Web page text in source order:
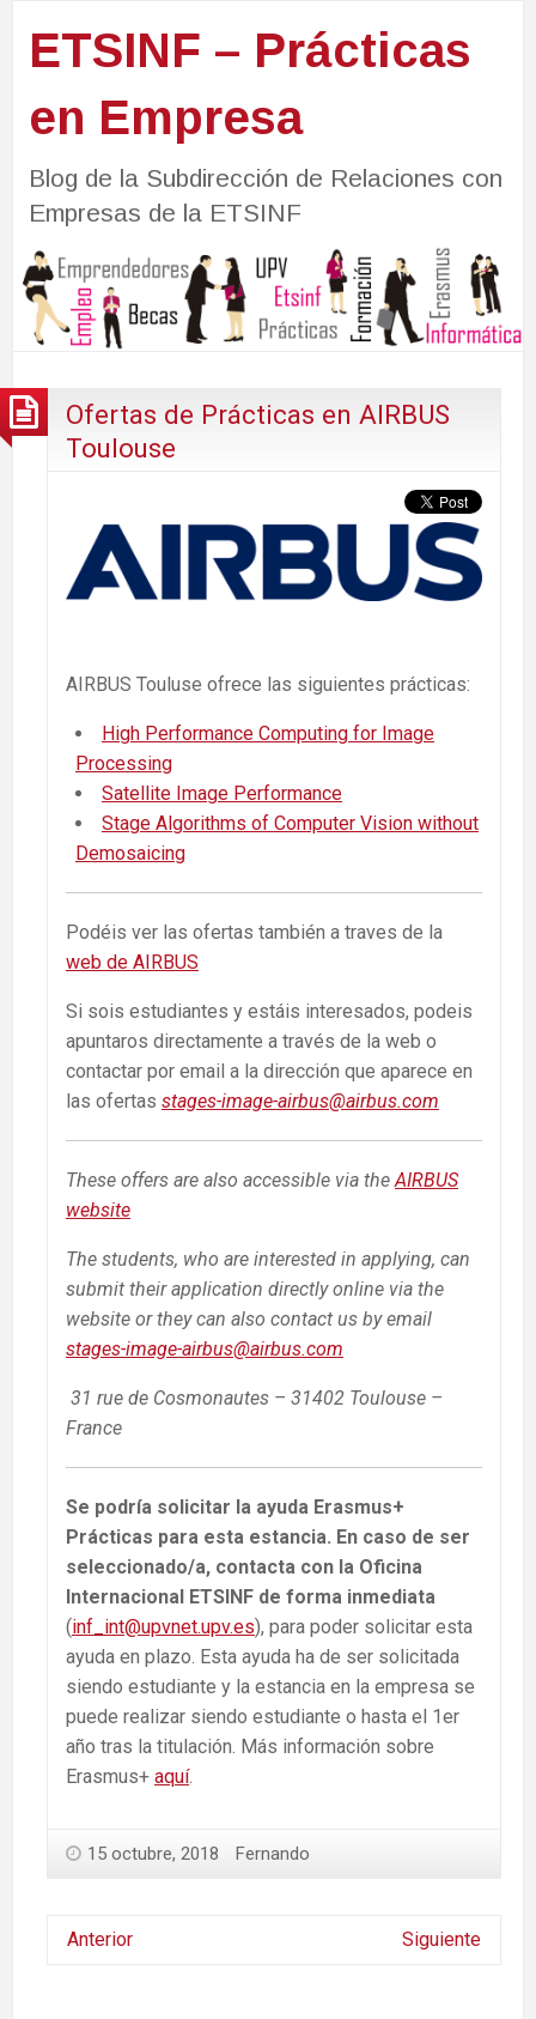
ETSINF – Prácticas
en Empresa
Blog de la Subdirección de Relaciones con
Empresas de la ETSINF
Ofertas de Prácticas en AIRBUS
Toulouse
AIRBUS Touluse ofrece las siguientes prácticas:
High Performance Computing for Image
Processing
Satellite Image Performance
Stage Algorithms of Computer Vision without
Demosaicing
Podéis ver las ofertas también a traves de la
web de AIRBUS
Si sois estudiantes y estáis interesados, podeis
apuntaros directamente a través de la web o
contactar por email a la dirección que aparece en
las ofertas stages-image-airbus@airbus.com
These offers are also accessible via the AIRBUS
website
The students, who are interested in applying, can
submit their application directly online via the
website or they can also contact us by email
stages-image-airbus@airbus.com
31 rue de Cosmonautes – 31402 Toulouse –
France
Se podría solicitar la ayuda Erasmus+
Prácticas para esta estancia. En caso de ser
seleccionado/a, contacta con la Oficina
Internacional ETSINF de forma inmediata
(inf_int@upvnet.upv.es), para poder solicitar esta
ayuda en plazo. Esta ayuda ha de ser solicitada
siendo estudiante y la estancia en la empresa se
puede realizar siendo estudiante o hasta el 1er
año tras la titulación. Más información sobre
Erasmus+ aquí.
15 octubre, 2018 Fernando
Anterior Siguiente